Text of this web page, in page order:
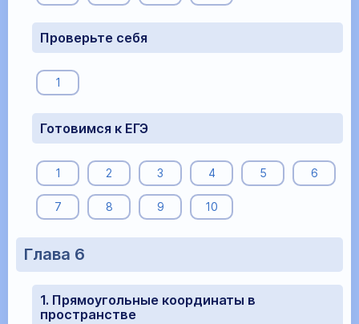
Проверьте себя
1
Готовимся к ЕГЭ
1 2 3 4 5 6
7 8 9 10
Глава 6
1. Прямоугольные координаты в
пространстве